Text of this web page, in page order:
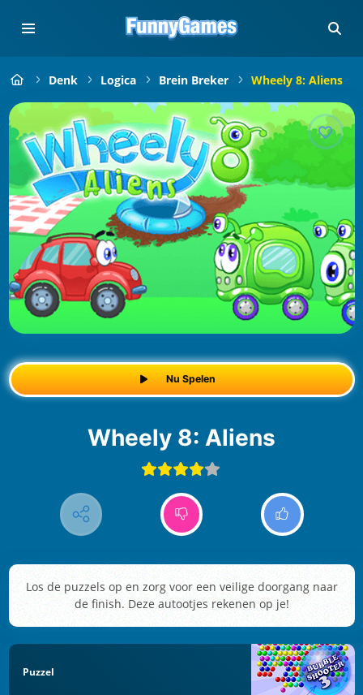
Denk Logica Brein Breker Wheely 8: Aliens
Nu Spelen
Wheely 8: Aliens
Los de puzzels op en zorg voor een veilige doorgang naar
de finish. Deze autootjes rekenen op je!
Puzzel